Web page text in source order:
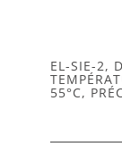
EL-SIE-2,
55°C,